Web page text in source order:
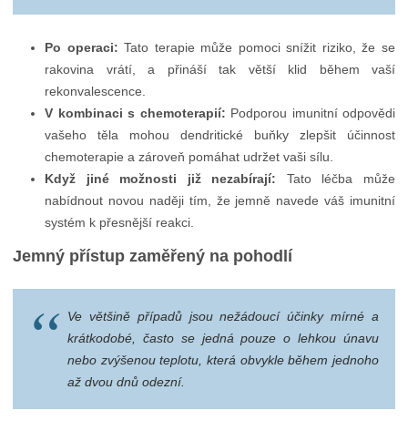
Po operaci: Tato terapie může pomoci snížit riziko, že se
rakovina vrátí, a přináší tak větší klid během vaší
rekonvalescence.
V kombinaci s chemoterapií: Podporou imunitní odpovědi
vašeho těla mohou dendritické buňky zlepšit účinnost
chemoterapie a zároveň pomáhat udržet vaši sílu.
Když jiné možnosti již nezabírají: Tato léčba může
nabídnout novou naději tím, že jemně navede váš imunitní
systém k přesnější reakci.
Jemný přístup zaměřený na pohodlí
Ve většině případů jsou nežádoucí účinky mírné a
krátkodobé, často se jedná pouze o lehkou únavu
nebo zvýšenou teplotu, která obvykle během jednoho
až dvou dnů odezní.